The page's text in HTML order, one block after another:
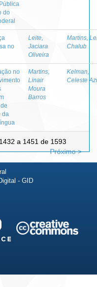
do
no
Leite,
Jaciara
Oliveira
Martins,
Chalub
no
da
Martins,
Linair
Moura
Barros
Kelman,
Celeste
a 1451 de 1593
Próximo >
- GID